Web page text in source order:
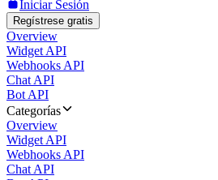
Iniciar Sesión
Regístrese gratis
Overview
Widget API
Webhooks API
Chat API
Bot API
Categorías
Overview
Widget API
Webhooks API
Chat API